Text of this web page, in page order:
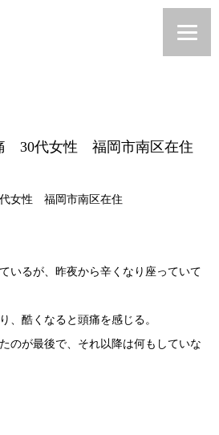
代女性 福岡市南区在住
性 福岡市南区在住
いるが、昨夜から辛くなり座っていて
、酷くなると頭痛を感じる。
のが最後で、それ以降は何もしていな